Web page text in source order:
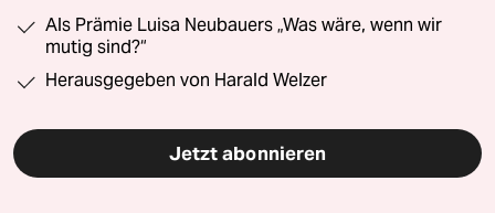
Als Prämie Luisa Neubauers „Was wäre, wenn wir
mutig sind?“
Herausgegeben von Harald Welzer
Jetzt abonnieren